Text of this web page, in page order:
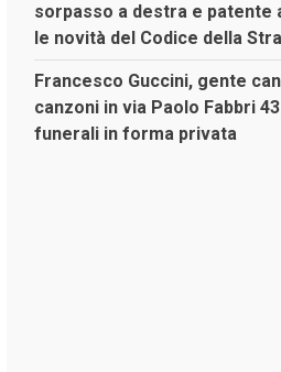
sorpasso a destra e patente
le novità del Codice della
Francesco Guccini, gente
canzoni in via Paolo Fabbri
funerali in forma privata